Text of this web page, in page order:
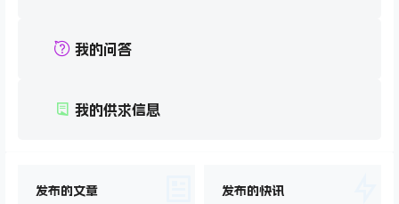
我的问答
我的供求信息
发布的文章 发布的快讯